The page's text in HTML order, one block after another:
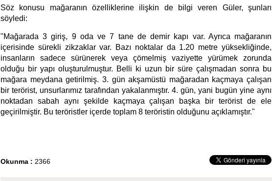
Söz konusu mağaranın özelliklerine ilişkin de bilgi veren Güler, şunları
söyledi:
"Mağarada 3 giriş, 9 oda ve 7 tane de demir kapı var. Ayrıca mağaranın
içerisinde sürekli zikzaklar var. Bazı noktalar da 1.20 metre yüksekliğinde,
insanların sadece sürünerek veya çömelmiş vaziyette yürümek zorunda
olduğu bir yapı oluşturulmuştur. Belli ki uzun bir süre çalışmadan sonra bu
mağara meydana getirilmiş. 3. gün akşamüstü mağaradan kaçmaya çalışan
bir terörist, unsurlarımız tarafından yakalanmıştır. 4. gün, yani bugün yine aynı
noktadan sabah aynı şekilde kaçmaya çalışan başka bir terörist de ele
geçirilmiştir. Bu teröristler içerde toplam 8 teröristin olduğunu açıklamıştır."
Okunma : 2366